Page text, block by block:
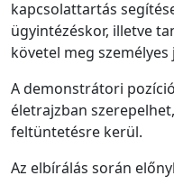
kapcsolattartás
ügyintézéskor, illetve
követel meg személyes
A demonstrátori
életrajzban
feltüntetésre kerül.
Az elbírálás során